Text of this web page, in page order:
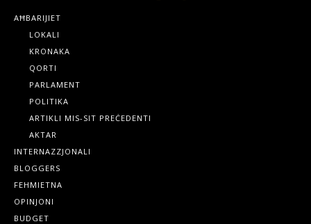
AĦBARIJIET
LOKALI
KRONAKA
QORTI
PARLAMENT
POLITIKA
ARTIKLI MIS-SIT PREĊEDENTI
AKTAR
INTERNAZZJONALI
BLOGGERS
FEHMIETNA
OPINJONI
BUDGET